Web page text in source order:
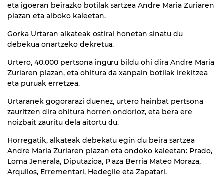
eta igoeran beirazko botilak sartzea Andre Maria Zuriaren
plazan eta alboko kaleetan.
Gorka Urtaran alkateak ostiral honetan sinatu du
debekua onartzeko dekretua.
Urtero, 40.000 pertsona inguru bildu ohi dira Andre Maria
Zuriaren plazan, eta ohitura da xanpain botilak irekitzea
eta puruak erretzea.
Urtaranek gogorarazi duenez, urtero hainbat pertsona
zauritzen dira ohitura horren ondorioz, eta bera ere
noizbait zauritu dela aitortu du.
Horregatik, alkateak debekatu egin du beira sartzea
Andre Maria Zuriaren plazan eta ondoko kaleetan: Prado,
Loma Jenerala, Diputazioa, Plaza Berria Mateo Moraza,
Arquilos, Errementari, Hedegile eta Zapatari.